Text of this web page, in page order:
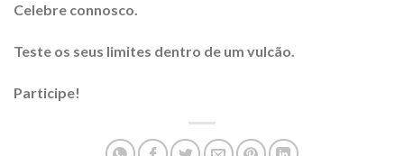
Celebre connosco.
Teste os seus limites dentro de um vulcão.
Participe!